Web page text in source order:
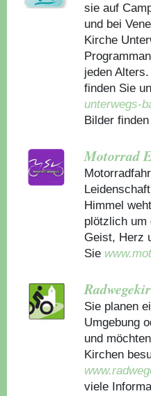
sie auf
und bei
Kirche
jeden
finden Sie
unterwegs-
Bilder
Motorrad
Himmel
plötzlich um
Geist, Herz
Sie
Sie planen
Umgebung
und
Kirchen
viele